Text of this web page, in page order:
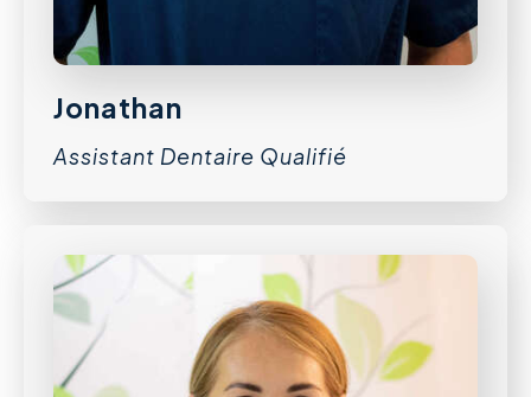
Jonathan
Assistant Dentaire Qualifié